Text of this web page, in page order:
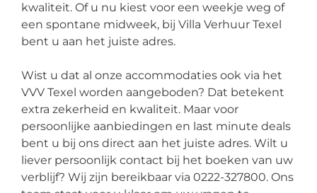
kwaliteit. Of u nu kiest voor een weekje weg of
een spontane midweek, bij Villa Verhuur Texel
bent u aan het juiste adres.
Wist u dat al onze accommodaties ook via het
VVV Texel worden aangeboden? Dat betekent
extra zekerheid en kwaliteit. Maar voor
persoonlijke aanbiedingen en last minute deals
bent u bij ons direct aan het juiste adres. Wilt u
liever persoonlijk contact bij het boeken van uw
verblijf? Wij zijn bereikbaar via 0222-327800. Ons